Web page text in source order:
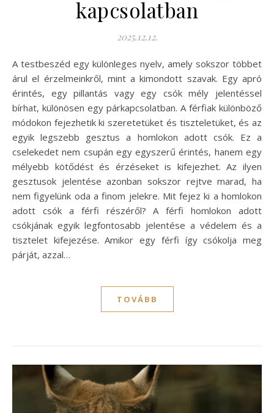
kapcsolatban
2025.12.12.
A testbeszéd egy különleges nyelv, amely sokszor többet
árul el érzelmeinkről, mint a kimondott szavak. Egy apró
érintés, egy pillantás vagy egy csók mély jelentéssel
bírhat, különösen egy párkapcsolatban. A férfiak különböző
módokon fejezhetik ki szeretetüket és tiszteletüket, és az
egyik legszebb gesztus a homlokon adott csók. Ez a
cselekedet nem csupán egy egyszerű érintés, hanem egy
mélyebb kötődést és érzéseket is kifejezhet. Az ilyen
gesztusok jelentése azonban sokszor rejtve marad, ha
nem figyelünk oda a finom jelekre. Mit fejez ki a homlokon
adott csók a férfi részéről? A férfi homlokon adott
csókjának egyik legfontosabb jelentése a védelem és a
tisztelet kifejezése. Amikor egy férfi így csókolja meg
párját, azzal…
TOVÁBB